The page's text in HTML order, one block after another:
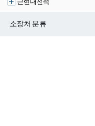
소장처 분류